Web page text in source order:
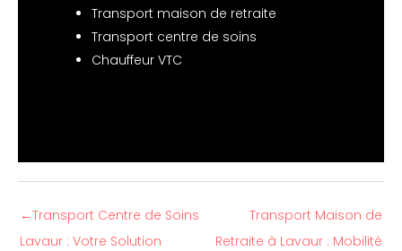
Transport maison de retraite
Transport centre de soins
Chauffeur VTC
←Transport Centre de Soins
Lavaur : Votre Solution
Transport Maison de
Retraite à Lavaur : Mobilité